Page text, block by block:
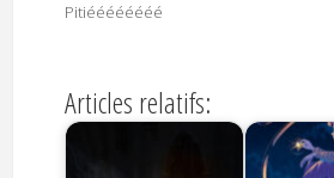
Pitiéééééééé
Articles relatifs: